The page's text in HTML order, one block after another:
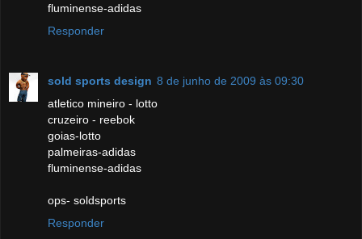
fluminense-adidas
Responder
sold sports design 8 de junho de 2009 às 09:30
atletico mineiro - lotto
cruzeiro - reebok
goias-lotto
palmeiras-adidas
fluminense-adidas
ops- soldsports
Responder